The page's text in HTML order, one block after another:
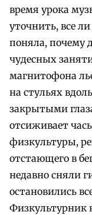
время урока
уточнить, все
поняла, почему
чудесных
магнитофона
на стульях
закрытыми
отсиживает
физкультуры,
отстающего в
недавно сняли
остановились
Физкультурник